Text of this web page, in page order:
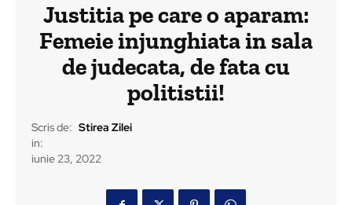
Justitia pe care o aparam:
Femeie injunghiata in sala
de judecata, de fata cu
politistii!
Scris de: Stirea Zilei
in:
iunie 23, 2022